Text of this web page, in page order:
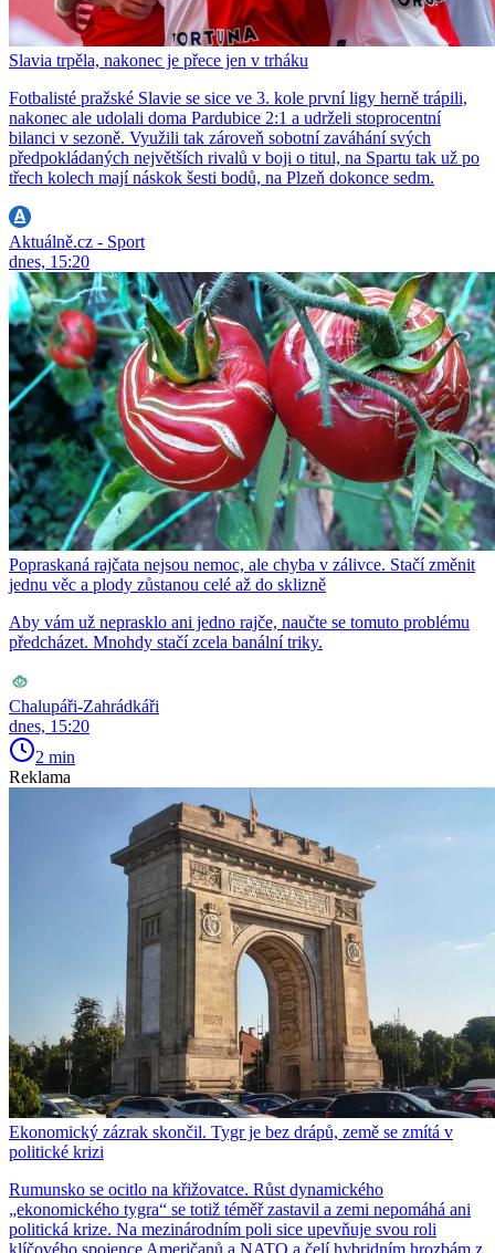
Slavia trpěla, nakonec je přece jen v trháku
Fotbalisté pražské Slavie se sice ve 3. kole první ligy herně trápili,
nakonec ale udolali doma Pardubice 2:1 a udrželi stoprocentní
bilanci v sezoně. Využili tak zároveň sobotní zaváhání svých
předpokládaných největších rivalů v boji o titul, na Spartu tak už po
třech kolech mají náskok šesti bodů, na Plzeň dokonce sedm.
Aktuálně.cz - Sport
dnes, 15:20
Popraskaná rajčata nejsou nemoc, ale chyba v zálivce. Stačí změnit
jednu věc a plody zůstanou celé až do sklizně
Aby vám už neprasklo ani jedno rajče, naučte se tomuto problému
předcházet. Mnohdy stačí zcela banální triky.
Chalupáři-Zahrádkáři
dnes, 15:20
2 min
Reklama
Ekonomický zázrak skončil. Tygr je bez drápů, země se zmítá v
politické krizi
Rumunsko se ocitlo na křižovatce. Růst dynamického
„ekonomického tygra“ se totiž téměř zastavil a zemi nepomáhá ani
politická krize. Na mezinárodním poli sice upevňuje svou roli
klíčového spojence Američanů a NATO a čelí hybridním hrozbám z